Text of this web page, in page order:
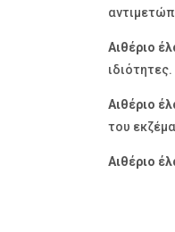
Αιθέριο
ιδιότητες.
Αιθέριο
του
Αιθέριο